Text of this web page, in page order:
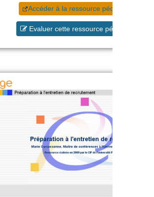
Accéder à la ressource pédagogique
Evaluer cette ressource pédagogique